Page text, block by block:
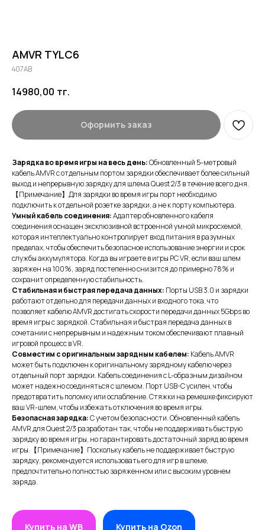
AMVR TYLC6
407AB
14980,00 тг.
Оформить заказ
Зарядка во время игры на весь день:Обновленный 5-метровый
кабель AMVR с отдельным портом зарядки обеспечивает более сильный
выход и непрерывную зарядку для шлема Quest 2/3 в течение всего дня.
【Примечание】Для зарядки во время игры порт необходимо
подключить к отдельной розетке зарядки, а не к порту компьютера.
Умный кабель соединения:Адаптер обновленного кабеля
соединения оснащен эксклюзивной встроенной умной микросхемой,
которая интеллектуально контролирует вход питания в разумных
пределах, чтобы обеспечить безопасное использование энергии и срок
службы аккумулятора. Когда вы играете в игры PC VR, если ваш шлем
заряжен на 100%, заряд постепенно снизится до примерно 78% и
сохранит определенную стабильность.
Стабильная и быстрая передача данных: Порты USB 3.0 и зарядки
работают отдельно для передачи данных и входного тока, что
позволяет кабелю AMVR достигать скорости передачи данных 5Gbps во
время игры с зарядкой. Стабильная и быстрая передача данных в
сочетании с непрерывным и надежным током обеспечивают плавный
игровой процесс в VR.
Совместим с оригинальным зарядным кабелем: Кабель AMVR
может быть подключен к оригинальному зарядному кабелю через
отдельный порт зарядки. Кабель соединения с L-образным дизайном
может надежно соединяться с шлемом. Порт USB-C усилен, чтобы
предотвратить поломку или ослабление. Стяжки на ремешке фиксируют
ваш VR-шлем, чтобы избежать отключения во время игры.
Безопасная зарядка:С учетом безопасности. Обновленный кабель
AMVR для Quest 2/3 разработан так, чтобы не поддерживать быструю
зарядку во время игры, но гарантировать достаточный заряд во время
игры.【Примечание】Поскольку кабель не поддерживает быструю
зарядку, рекомендуется использовать его для игр в шлеме,
предпочтительно полностью заряженном или с высоким уровнем
заряда.
Купить на WB Купить на Ozon
ИИК: KZ95722S000007569370